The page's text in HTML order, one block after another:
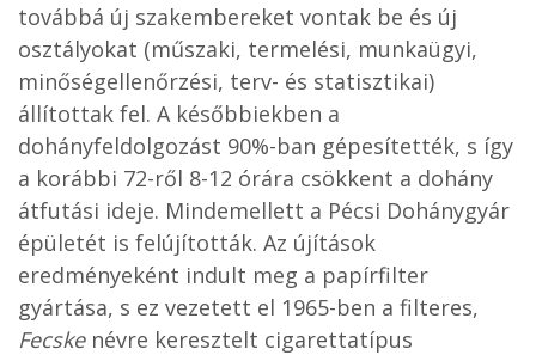
továbbá új szakembereket vontak be és új
osztályokat (műszaki, termelési, munkaügyi,
minőségellenőrzési, terv- és statisztikai)
állítottak fel. A későbbiekben a
dohányfeldolgozást 90%-ban gépesítették, s így
a korábbi 72-ről 8-12 órára csökkent a dohány
átfutási ideje. Mindemellett a Pécsi Dohánygyár
épületét is felújították. Az újítások
eredményeként indult meg a papírfilter
gyártása, s ez vezetett el 1965-ben a filteres,
Fecskenévre keresztelt cigarettatípus